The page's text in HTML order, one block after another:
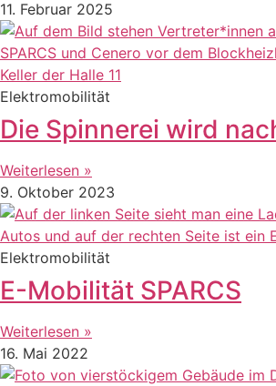
11. Februar 2025
Elektromobilität
Die Spinnerei wird
Weiterlesen »
9. Oktober 2023
Elektromobilität
E-Mobilität SPARCS
Weiterlesen »
16. Mai 2022